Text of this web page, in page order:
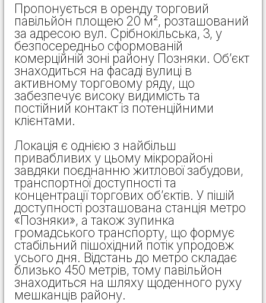
Пропонується в оренду торговий
павільйон площею 20 м², розташований
за адресою вул. Срібнокільська, 3, у
безпосередньо сформованій
комерційній зоні району Позняки. Об’єкт
знаходиться на фасаді вулиці в
активному торговому ряду, що
забезпечує високу видимість та
постійний контакт із потенційними
клієнтами.
Локація є однією з найбільш
привабливих у цьому мікрорайоні
завдяки поєднанню житлової забудови,
транспортної доступності та
концентрації торгових об’єктів. У пішій
доступності розташована станція метро
«Позняки», а також зупинка
громадського транспорту, що формує
стабільний пішохідний потік упродовж
усього дня. Відстань до метро складає
близько 450 метрів, тому павільйон
знаходиться на шляху щоденного руху
мешканців району.